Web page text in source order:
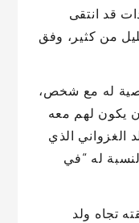
قد انتقى
من كثير، وفق
له مع شخص،
يكون لهم معه
الغزواني الذي
له “في
تجاه ولد